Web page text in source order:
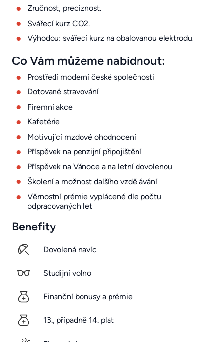
Zručnost, preciznost.
Svářecí kurz CO2.
Výhodou: svářecí kurz na obalovanou elektrodu.
Co Vám můžeme nabídnout:
Prostředí moderní české společnosti
Dotované stravování
Firemní akce
Kafetérie
Motivující mzdové ohodnocení
Příspěvek na penzijní připojištění
Příspěvek na Vánoce a na letní dovolenou
Školení a možnost dalšího vzdělávání
Věrnostní prémie vyplácené dle počtu
odpracovaných let
Benefity
Dovolená navíc
Studijní volno
Finanční bonusy a prémie
13., případně 14. plat